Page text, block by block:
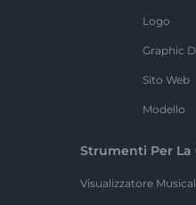
Logo
Graphic
Sito Web
Modello
Strumenti Per La
Visualizzatore